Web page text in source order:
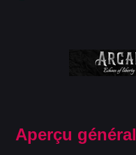
Aperçu général